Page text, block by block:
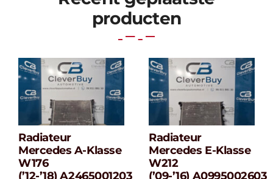
producten
Radiateur
Mercedes A-
klasse W176
Radiateur
Mercedes A-Klasse
W176
(’12-’18) A2465001203
Radiateur
Mercedes E-
klasse W212
Radiateur
Mercedes E-Klasse
W212
(’09-’16) A0995002603